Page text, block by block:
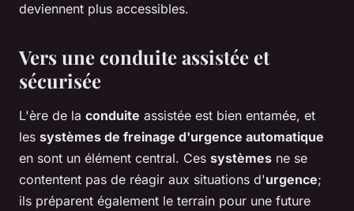
deviennent plus accessibles.
Vers une conduite assistée et
sécurisée
L'ère de la conduite assistée est bien entamée, et
les systèmes de freinage d'urgence automatique
en sont un élément central. Ces systèmes ne se
contentent pas de réagir aux situations d'urgence;
ils préparent également le terrain pour une future